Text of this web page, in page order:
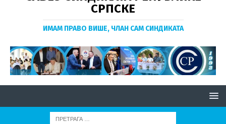
СРПСКЕ
ИМАМ ПРАВО ВИШЕ, ЧЛАН САМ СИНДИКАТА